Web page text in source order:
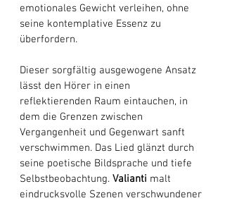
emotionales Gewicht verleihen, ohne
seine kontemplative Essenz zu
überfordern.
Dieser sorgfältig ausgewogene Ansatz
lässt den Hörer in einen
reflektierenden Raum eintauchen, in
dem die Grenzen zwischen
Vergangenheit und Gegenwart sanft
verschwimmen. Das Lied glänzt durch
seine poetische Bildsprache und tiefe
Selbstbeobachtung. Valianti malt
eindrucksvolle Szenen verschwundener